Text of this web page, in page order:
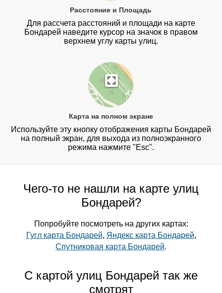
Расстояние и Площадь
Для рассчета расстояний и площади на карте
Бондарей наведите курсор на значок в правом
верхнем углу карты улиц.
Карта на полном экране
Используйте эту кнопку отображения карты Бондарей
на полный экран, для выхода из полноэкранного
режима нажмите "Esc".
Чего-то не нашли на карте улиц
Бондарей?
Попробуйте посмотреть на других картах:
Гугл карта Бондарей, Яндекс карта Бондарей,
Спутниковая карта Бондарей.
С картой улиц Бондарей так же
смотрят